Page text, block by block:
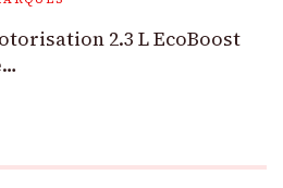
2.3 L EcoBoost